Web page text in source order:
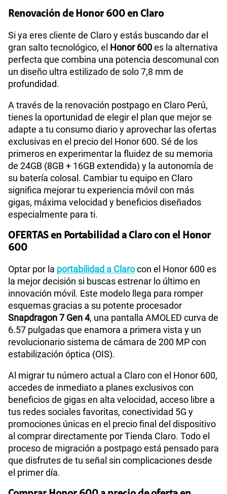
Si ya eres cliente de Claro y estás buscando dar el
gran salto tecnológico, elHonor 600 es la alternativa
perfecta que combina una potencia descomunal con
un diseño ultra estilizado de solo 7,8 mm de
A través de la renovación postpago en Claro Perú,
tienes la oportunidad de elegir el plan que mejor se
adapte a tu consumo diario y aprovechar las ofertas
exclusivas en el precio del Honor 600. Sé de los
primeros en experimentar la fluidez de su memoria
de 24GB (8GB + 16GB extendida) y la autonomía de
su batería colosal. Cambiar tu equipo en Claro
significa mejorar tu experiencia móvil con más
gigas, máxima velocidad y beneficios diseñados
OFERTAS en Portabilidad a Claro con el Honor
Optar por laportabilidad a Clarocon el Honor 600 es
la mejor decisión si buscas estrenar lo último en
innovación móvil. Este modelo llega para romper
esquemas gracias a su potente procesador
Snapdragon 7 Gen 4, una pantalla AMOLED curva de
6.57 pulgadas que enamora a primera vista y un
revolucionario sistema de cámara de 200 MP con
Al migrar tu número actual a Claro con el Honor 600,
accedes de inmediato a planes exclusivos con
beneficios de gigas en alta velocidad, acceso libre a
tus redes sociales favoritas, conectividad 5G y
promociones únicas en el precio final del dispositivo
al comprar directamente por Tienda Claro. Todo el
proceso de migración a postpago está pensado para
que disfrutes de tu señal sin complicaciones desde